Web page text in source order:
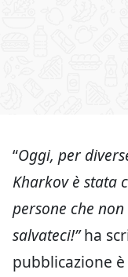
“Oggi, per
Kharkov è stata
persone che
salvateci!”ha
pubblicazione